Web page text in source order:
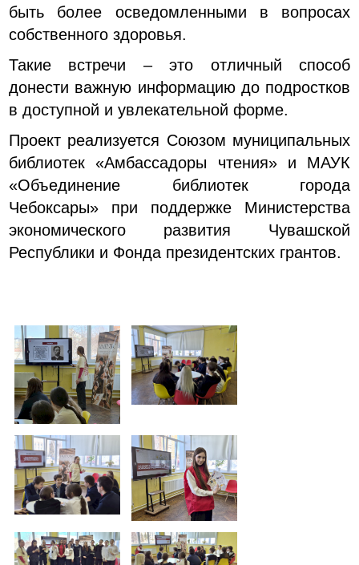
быть более осведомленными в вопросах
собственного здоровья.
Такие встречи – это отличный способ
донести важную информацию до подростков
в доступной и увлекательной форме.
Проект реализуется Союзом муниципальных
библиотек «Амбассадоры чтения» и МАУК
«Объединение библиотек города
Чебоксары» при поддержке Министерства
экономического развития Чувашской
Республики и Фонда президентских грантов.